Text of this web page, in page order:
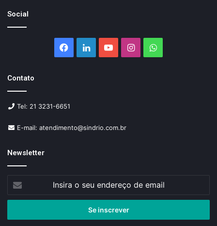
Social
Facebook
LinkedinYouTubeInstagramWhatsApp
Contato
Tel: 21 3231-6651
E-mail: atendimento@sindrio.com.br
Newsletter
seu
de